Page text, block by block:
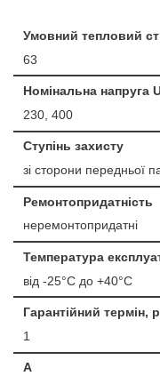
Умовний тепловий
63
Номінальна напруга
230, 400
Ступінь захисту
зі сторони передньої
Ремонтопридатність
неремонтопридатні
Температура
від -25°C до +40°C
Гарантійний термін,
1
A